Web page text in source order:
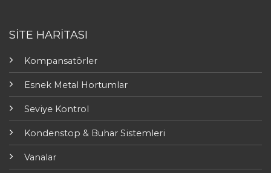
SİTE HARİTASI
Kompansatörler
Esnek Metal Hortumlar
Seviye Kontrol
Kondenstop & Buhar Sistemleri
Vanalar